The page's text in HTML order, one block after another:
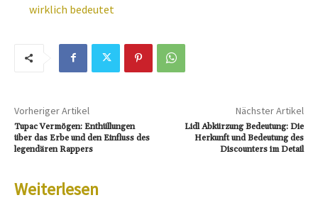
wirklich bedeutet
Vorheriger Artikel
Tupac Vermögen: Enthüllungen
über das Erbe und den Einfluss des
legendären Rappers
Nächster Artikel
Lidl Abkürzung Bedeutung: Die
Herkunft und Bedeutung des
Discounters im Detail
Weiterlesen